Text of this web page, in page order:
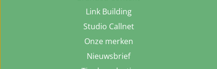
Link Building
Studio Callnet
Onze merken
Nieuwsbrief